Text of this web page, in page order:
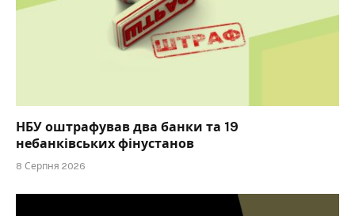
НБУ оштрафував два банки та 19
небанківських фінустанов
8 Серпня 2026